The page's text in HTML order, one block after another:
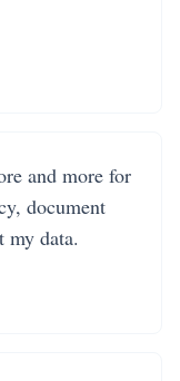
and more for
document
my data.